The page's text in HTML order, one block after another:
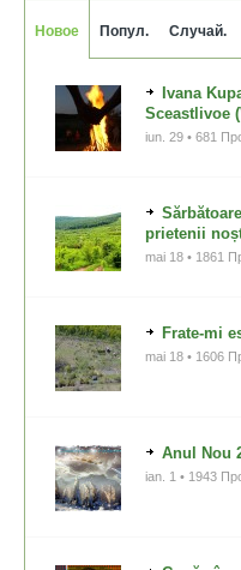
Новое Попул. Случай.
Ivana
Sceastlivoe
iun. 29 • 681
prietenii
mai 18 • 1861
Frate-mi
mai 18 • 1606
Anul Nou
ian. 1 • 1943